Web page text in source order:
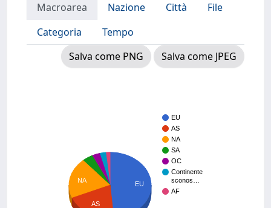
Macroarea Nazione Città
File
Categoria
Tempo
Salva come PNG
Salva come JPEG
EU
AS
NA
SA
OC
Continente
sconos…
AF
EU
NA
AS